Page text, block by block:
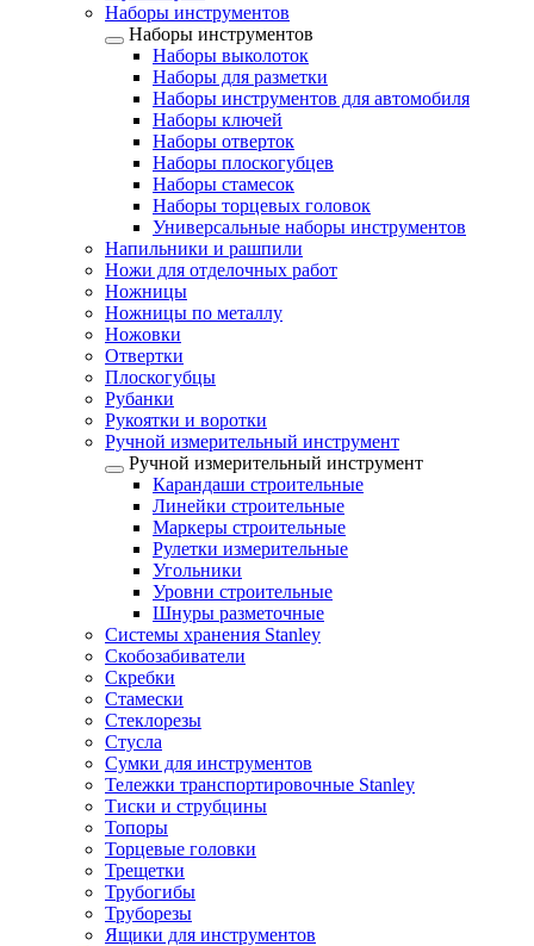
Наборы инструментов
Наборы инструментов
Наборы выколоток
Наборы для разметки
Наборы инструментов для автомобиля
Наборы ключей
Наборы отверток
Наборы плоскогубцев
Наборы стамесок
Наборы торцевых головок
Универсальные наборы инструментов
Напильники и рашпили
Ножи для отделочных работ
Ножницы
Ножницы по металлу
Ножовки
Отвертки
Плоскогубцы
Рубанки
Рукоятки и воротки
Ручной измерительный инструмент
Ручной измерительный инструмент
Карандаши строительные
Линейки строительные
Маркеры строительные
Рулетки измерительные
Угольники
Уровни строительные
Шнуры разметочные
Системы хранения Stanley
Скобозабиватели
Скребки
Стамески
Стеклорезы
Стусла
Сумки для инструментов
Тележки транспортировочные Stanley
Тиски и струбцины
Топоры
Торцевые головки
Трещетки
Трубогибы
Труборезы
Ящики для инструментов